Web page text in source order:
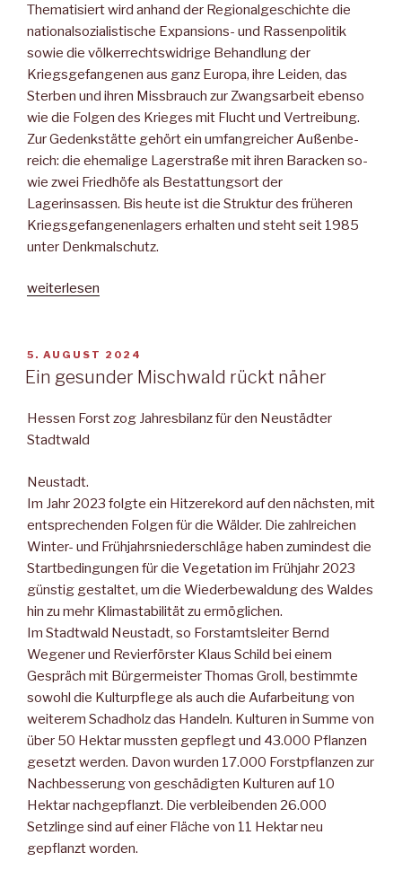
Thematisiert wird anhand der Regionalgeschichte die
nationalso­zialistische Expansions- und Rassenpolitik
sowie die völkerrechts­widrige Behandlung der
Kriegsgefangenen aus ganz Europa, ihre Leiden, das
Sterben und ihren Missbrauch zur Zwangsarbeit ebenso
wie die Folgen des Krieges mit Flucht und Vertreibung.
Zur Gedenkstätte gehört ein umfang­reicher Außenbe­
reich: die ehemali­ge Lagerstraße mit ihren Baracken so­
wie zwei Friedhöfe als Bestattungsort der
Lagerinsassen. Bis heute ist die Struktur des frü­heren
Kriegsgefan­genenlagers erhal­ten und steht seit 1985
unter Denk­malschutz.
„Neustädter
weiterlesen
VERÖFFENTLICHT
AM
5. AUGUST 2024
Ein gesunder Mischwald rückt näher
Hessen Forst zog Jahresbilanz für den Neustädter
Stadtwald
Neustadt.
Im Jahr 2023 folgte ein Hitzerekord auf den nächsten, mit
entsprechenden Folgen für die Wälder. Die zahlreichen
Winter- und Frühjahrsniederschläge haben zumindest die
Startbedingungen für die Vegetation im Frühjahr 2023
günstig gestaltet, um die Wiederbewaldung des Waldes
hin zu mehr Klimastabilität zu ermöglichen.
Im Stadtwald Neustadt, so Forstamtsleiter Bernd
Wegener und Revierförster Klaus Schild bei einem
Gespräch mit Bürgermeister Thomas Groll, bestimmte
sowohl die Kulturpflege als auch die Aufarbeitung von
weiterem Schadholz das Handeln. Kulturen in Summe von
über 50 Hektar mussten gepflegt und 43.000 Pflanzen
gesetzt werden. Davon wurden 17.000 Forstpflanzen zur
Nachbesserung von geschädigten Kulturen auf 10
Hektar nachgepflanzt. Die verbleibenden 26.000
Setzlinge sind auf einer Fläche von 11 Hektar neu
gepflanzt worden.